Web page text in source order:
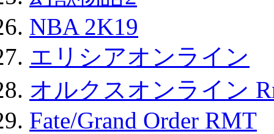
NBA 2K19
エリシアオンライン
オルクスオンライン
Fate/Grand Order RMT